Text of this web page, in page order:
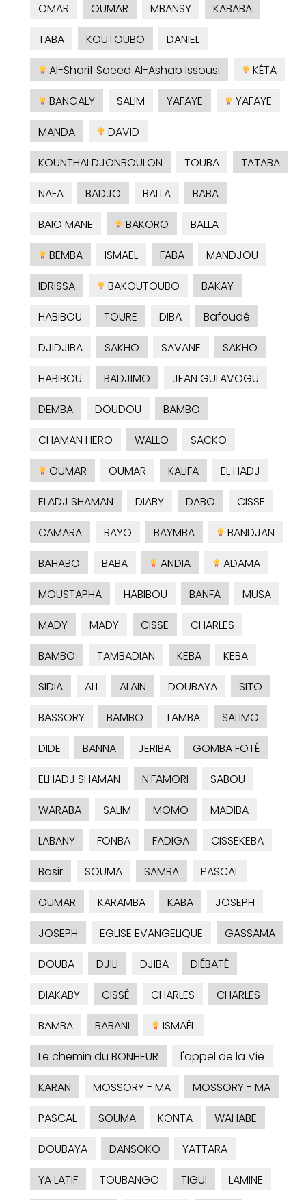
OMAR
OUMAR MBANSY
KABABA
TABA
KOUTOUBO
DANIEL
Al-Sharif Saeed Al-Ashab Issousi
KÉTA
BANGALY
SALIM YAFAYE
YAFAYE
MANDA
DAVID
KOUNTHAI DJONBOULON
TOUBA
TATABA
NAFA
BADJO BALLA
BABA
BAIO MANE
BAKORO
BALLA
BEMBA
ISMAEL FABA
MANDJOU
IDRISSA
BAKOUTOUBO
BAKAY
HABIBOU
TOURE DIBA
Bafoudé
DJIDJIBA
SAKHO SAVANE
SAKHO
HABIBOU
BADJIMO
JEAN GULAVOGU
DEMBA
DOUDOU
BAMBO
CHAMAN HERO
WALLO
SACKO
OUMAR
OUMAR KALIFA
EL HADJ
ELADJ SHAMAN
DIABY DABO
CISSE
CAMARA
BAYO BAYMBA
BANDJAN
BAHABO
BABA ANDIA
ADAMA
MOUSTAPHA
HABIBOU BANFA
MUSA
MADY
MADY CISSE
CHARLES
BAMBO
TAMBADIAN KEBA
KEBA
SIDIA
ALI ALAIN DOUBAYA
SITO
BASSORY
BAMBO TAMBA
SALIMO
DIDE
BANNA JERIBA
GOMBA FOTÉ
ELHADJ SHAMAN
N'FAMORI
SABOU
WARABA
SALIM MOMO
MADIBA
LABANY
FONBA FADIGA
CISSEKEBA
Basir
SOUMA SAMBA
PASCAL
OUMAR
KARAMBA KABA
JOSEPH
JOSEPH
EGLISE EVANGELIQUE
GASSAMA
DOUBA
DJILI DJIBA
DIÉBATÉ
DIAKABY
CISSÉ CHARLES
CHARLES
BAMBA
BABANI
ISMAËL
Le chemin du BONHEUR
l'appel de la Vie
KARAN
MOSSORY - MA
MOSSORY - MA
PASCAL
SOUMA KONTA
WAHABE
DOUBAYA
DANSOKO
YATTARA
YA LATIF
TOUBANGO TIGUI LAMINE